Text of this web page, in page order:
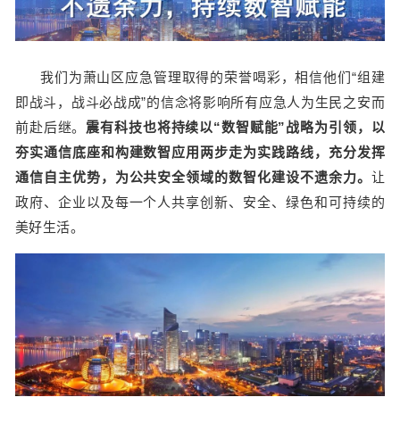
我们为萧山区应急管理取得的荣誉喝彩，相信他们“组建
即战斗，战斗必战成”的信念将影响所有应急人为生民之安而
前赴后继。 震有科技也将持续以“数智赋能”战略为引领，以
夯实通信底座和构建数智应用两步走为实践路线，充分发挥
通信自主优势，为公共安全领域的数智化建设不遗余力。 让
政府、企业以及每一个人共享创新、安全、绿色和可持续的
美好生活。